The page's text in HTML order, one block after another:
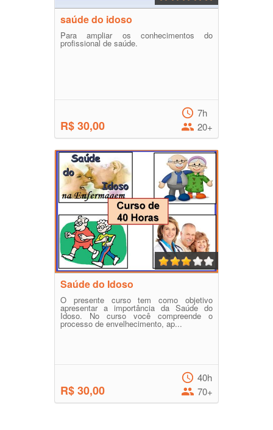
saúde do idoso
Para ampliar os conhecimentos do
profissional de saúde.
R$ 30,00
7h
20+
Saúde do Idoso
O presente curso tem como objetivo
apresentar a importância da Saúde do
Idoso. No curso você compreende o
processo de envelhecimento, ap...
R$ 30,00
40h
70+